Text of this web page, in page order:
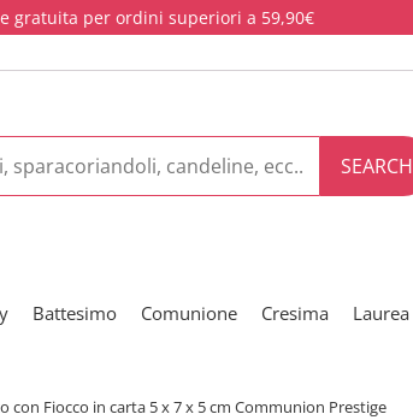
gratuita per ordini superiori a 59,90€
SEARCH
Battesimo Comunione Cresima Laurea
Fiocco in carta 5 x 7 x 5 cm Communion Prestige